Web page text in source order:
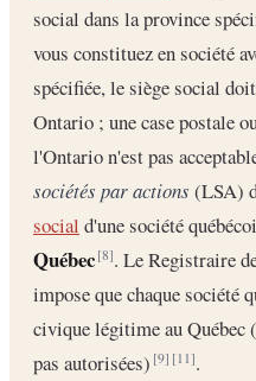
social dans la province
vous constituez en société
spécifiée, le siège social
Ontario ; une case postale
l'Ontario n'est pas
sociétés par actions (LSA)
social d'une société
Québec [8]. Le Registraire
impose que chaque société
civique légitime au Québec
pas autorisées)[9] [11].